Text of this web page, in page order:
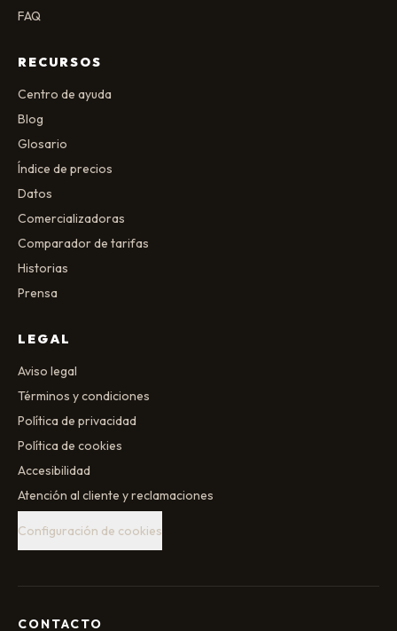
FAQ
RECURSOS
Centro de ayuda
Blog
Glosario
Índice de precios
Datos
Comercializadoras
Comparador de tarifas
Historias
Prensa
LEGAL
Aviso legal
Términos y condiciones
Política de privacidad
Política de cookies
Accesibilidad
Atención al cliente y reclamaciones
Configuración de cookies
CONTACTO